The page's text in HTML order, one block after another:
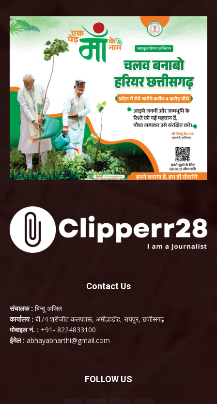
Contact Us
संचालक : बिन्दु अजित
कार्यालय : बी./4 श्रीजीत कलपतरू, अमील्हडीह, रायपुर, छत्तीसगढ़
मोबाइल नं. : +91- 8224833100
ईमेल : abhayabharthi@gmail.com
FOLLOW US